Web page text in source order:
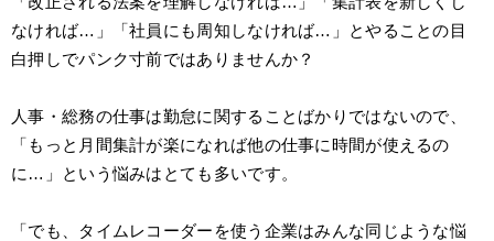
なければ…」「社員にも周知しなければ…」とやることの目
白押しでパンク寸前ではありませんか？
人事・総務の仕事は勤怠に関することばかりではないので、
「もっと月間集計が楽になれば他の仕事に時間が使えるの
に…」という悩みはとても多いです。
「でも、タイムレコーダーを使う企業はみんな同じような悩